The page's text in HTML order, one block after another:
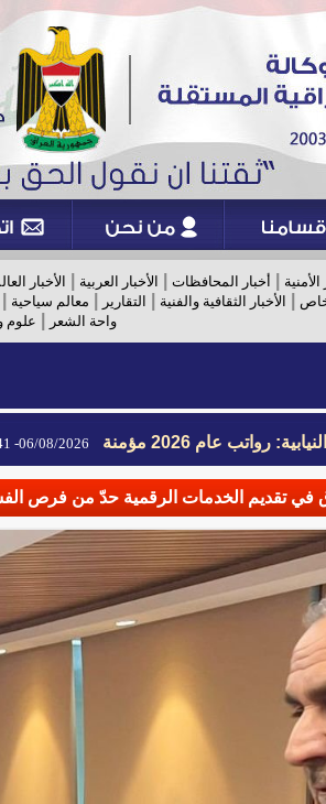
الأمنية أخبار المحافظات الأخبار العربية الأخبار
الأخبار الثقافية والفنية التقارير معالم سياحية
واحة الشعر
علوم
رواتب عام 2026 مؤمنة 06/08/2026- 09:41 رواتب عام 2026 مؤمنة 06/08/2026- 09:41
في تقديم الخدمات الرقمية حدّ من فرص